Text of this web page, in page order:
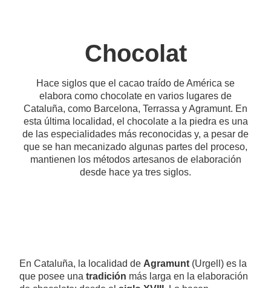
Chocolat
Hace siglos que el cacao traído de América se
elabora como chocolate en varios lugares de
Cataluña, como Barcelona, Terrassa y Agramunt. En
esta última localidad, el chocolate a la piedra es una
de las especialidades más reconocidas y, a pesar de
que se han mecanizado algunas partes del proceso,
mantienen los métodos artesanos de elaboración
desde hace ya tres siglos.
En Cataluña, la localidad de Agramunt (Urgell) es la
que posee una tradición más larga en la elaboración